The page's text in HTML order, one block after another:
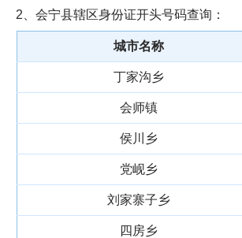
2、会宁县辖区身份证开头号码查询：
城市名称
丁家沟乡
会师镇
侯川乡
党岘乡
刘家寨子乡
四房乡